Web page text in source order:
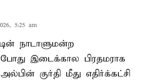
5:25 am
நாடாளுமன்ற
இடைக்கால பிரதமராக
குர்தி மீது எதிர்க்கட்சி